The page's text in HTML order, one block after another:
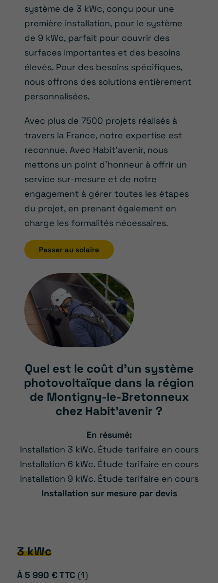
système de 3 kWc, conçu pour une
première installation, pour le système
de 9 kWc, parfait pour couvrir des
surfaces importantes et des besoins
élevés. Pour des besoins spécifiques,
nous offrons des solutions entièrement
personnalisées.
Avec plus de 7500 projets réalisés à
travers la France, notre expertise est
reconnue. Avec Habit’avenir, nous
mettons un point d’honneur à offrir un
service sur-mesure et de notre
engagement à gérer toutes les étapes
du projet, en prenant également en
charge les formalités nécessaires.
Passer au solaire
Quel est le coût d’un système
photovoltaïque dans la région
de Montigny-le-Bretonneux
chez Habit’avenir ?
En résumé:
Installation 3 kWc. Étude tarifaire en cours
Installation 6 kWc. Étude tarifaire en cours
Installation 9 kWc. Étude tarifaire en cours
Installation sur mesure par devis
3 kWc
À 5 990 € TTC (1)